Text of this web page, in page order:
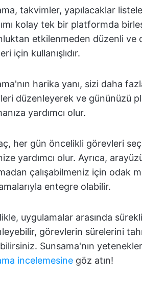
takvimler, yapılacaklar
kolay tek bir platformda
etkilenmeden düzenli ve
için kullanışlıdır.
harika yanı, sizi daha
düzenleyerek ve gününüzü
yardımcı olur.
her gün öncelikli görevleri
yardımcı olur. Ayrıca,
çalışabilmeniz için odak
entegre olabilir.
uygulamalar arasında
görevlerin sürelerini
Sunsama'nın
incelemesine göz atın!